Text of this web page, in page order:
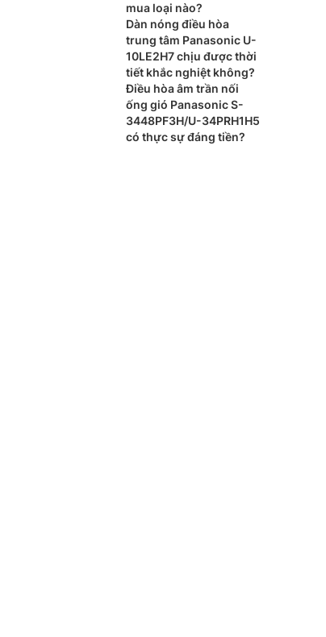
mua loại nào?
Dàn nóng điều hòa
trung tâm Panasonic U-
10LE2H7 chịu được thời
tiết khắc nghiệt không?
Điều hòa âm trần nối
ống gió Panasonic S-
3448PF3H/U-34PRH1H5
có thực sự đáng tiền?